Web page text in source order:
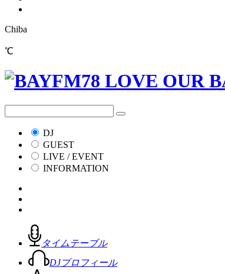
Chiba
℃
DJ
GUEST
LIVE / EVENT
INFORMATION
タイムテーブル
DJプロフィール